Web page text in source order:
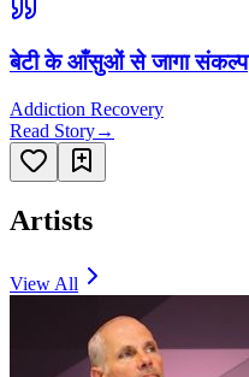
बेटी के आँसुओं से जागा संकल्प
Addiction Recovery
Read Story→
Artists
View All